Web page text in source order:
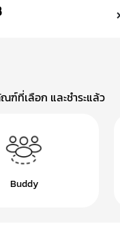
ฑ์ที่เลือก และชำระแล้ว
Buddy